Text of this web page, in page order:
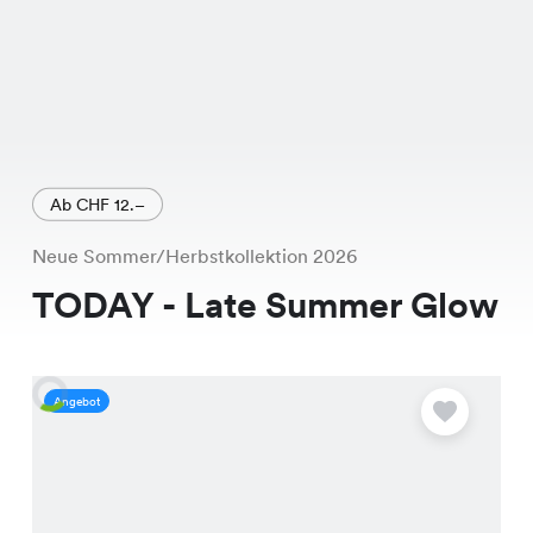
Ab CHF 12.–
Neue Sommer/Herbstkollektion 2026
TODAY - Late Summer Glow
Angebot